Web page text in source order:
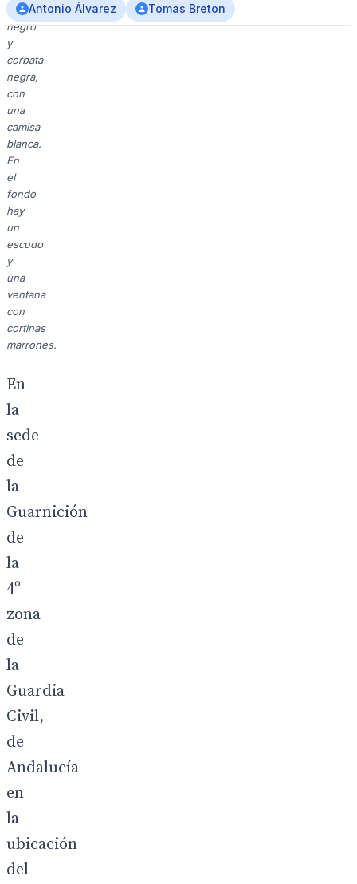
traje
negro
y
corbata
negra,
con
una
camisa
blanca.
En
el
fondo
hay
un
escudo
y
una
ventana
con
cortinas
marrones.
En
la
sede
de
la
Guarnición
de
la
4º
zona
de
la
Guardia
Civil,
de
Andalucía
en
la
ubicación
del
Antonio Álvarez
Tomas Breton